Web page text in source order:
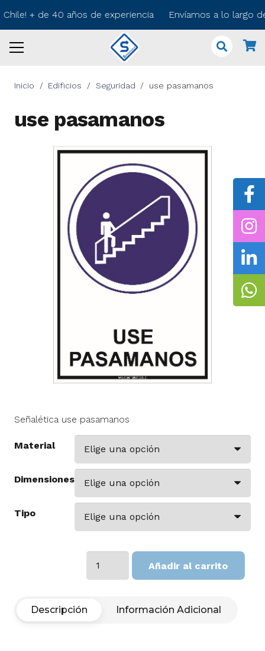
+ de 40 años de experiencia Envíamos a lo largo
Inicio / Edificios / Seguridad / use pasamanos
use pasamanos
Señalética use pasamanos
Material
Dimensiones
Tipo
pasamanos
cantidad
Añadir al carrito
Descripción Información Adicional